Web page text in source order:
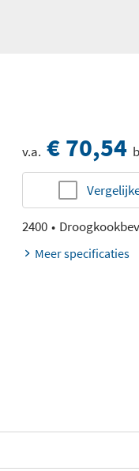
v.a. € 70,54
2400
Meer specificaties